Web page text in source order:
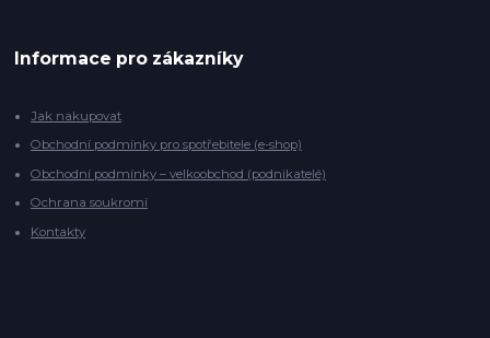
Informace pro zákazníky
Jak nakupovat
Obchodní podmínky pro spotřebitele (e-shop)
Obchodní podmínky – velkoobchod (podnikatelé)
Ochrana soukromí
Kontakty